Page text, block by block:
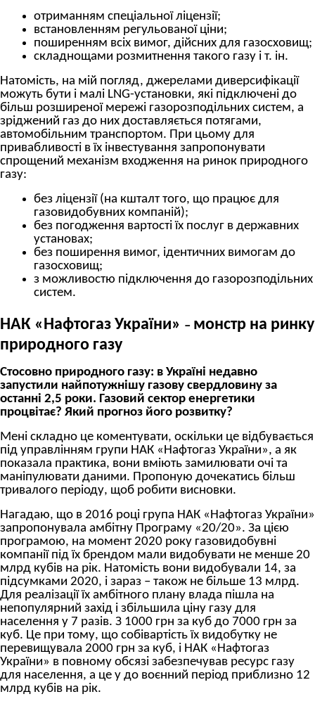
отриманням спеціальної ліцензії;
встановленням регульованої ціни;
поширенням всіх вимог, дійсних для газосховищ;
складнощами розмитнення такого газу і т. ін.
Натомість, на мій погляд, джерелами диверсифікації
можуть бути і малі LNG-установки, які підключені до
більш розширеної мережі газорозподільних систем, а
зріджений газ до них доставляється потягами,
автомобільним транспортом. При цьому для
привабливості в їх інвестування запропонувати
спрощений механізм входження на ринок природного
газу:
без ліцензії (на кшталт того, що працює для
газовидобувних компаній);
без погодження вартості їх послуг в державних
установах;
без поширення вимог, ідентичних вимогам до
газосховищ;
з можливостю підключення до газорозподільних
систем.
НАК «Нафтогаз України» – монстр на ринку
природного газу
Стосовно природного газу: в Україні недавно
запустили найпотужнішу газову свердловину за
останні 2,5 роки. Газовий сектор енергетики
процвітає? Який прогноз його розвитку?
Мені складно це коментувати, оскільки це відбувається
під управлінням групи НАК «Нафтогаз України», а як
показала практика, вони вміють замилювати очі та
маніпулювати даними. Пропоную дочекатись більш
тривалого періоду, щоб робити висновки.
Нагадаю, що в 2016 році група НАК «Нафтогаз України»
запропонувала амбітну Програму «20/20». За цією
програмою, на момент 2020 року газовидобувні
компанії під їх брендом мали видобувати не менше 20
млрд кубів на рік. Натомість вони видобували 14, за
підсумками 2020, і зараз – також не більше 13 млрд.
Для реалізації їх амбітного плану влада пішла на
непопулярний захід і збільшила ціну газу для
населення у 7 разів. З 1000 грн за куб до 7000 грн за
куб. Це при тому, що собівартість їх видобутку не
перевищувала 2000 грн за куб, і НАК «Нафтогаз
України» в повному обсязі забезпечував ресурс газу
для населення, а це у до воєнний період приблизно 12
млрд кубів на рік.